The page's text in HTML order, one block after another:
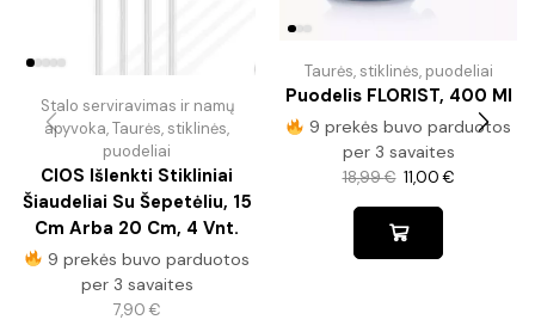
Stalo serviravimas ir namų
apyvoka,Taurės, stiklinės,
puodeliai
CIOS Išlenkti Stikliniai
Šiaudeliai Su Šepetėliu, 15
Cm Arba 20 Cm, 4 Vnt.
9 prekės buvo parduotos
per 3 savaites
7,90 €
Taurės, stiklinės, puodeliai
Puodelis FLORIST, 400 Ml
9 prekės buvo parduotos
per 3 savaites
18,99€ 11,00€